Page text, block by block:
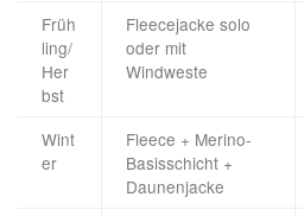
Früh
ling/
Her
bst
Fleecejacke solo
oder mit
Windweste
Wint
er
Fleece + Merino-
Basisschicht +
Daunenjacke